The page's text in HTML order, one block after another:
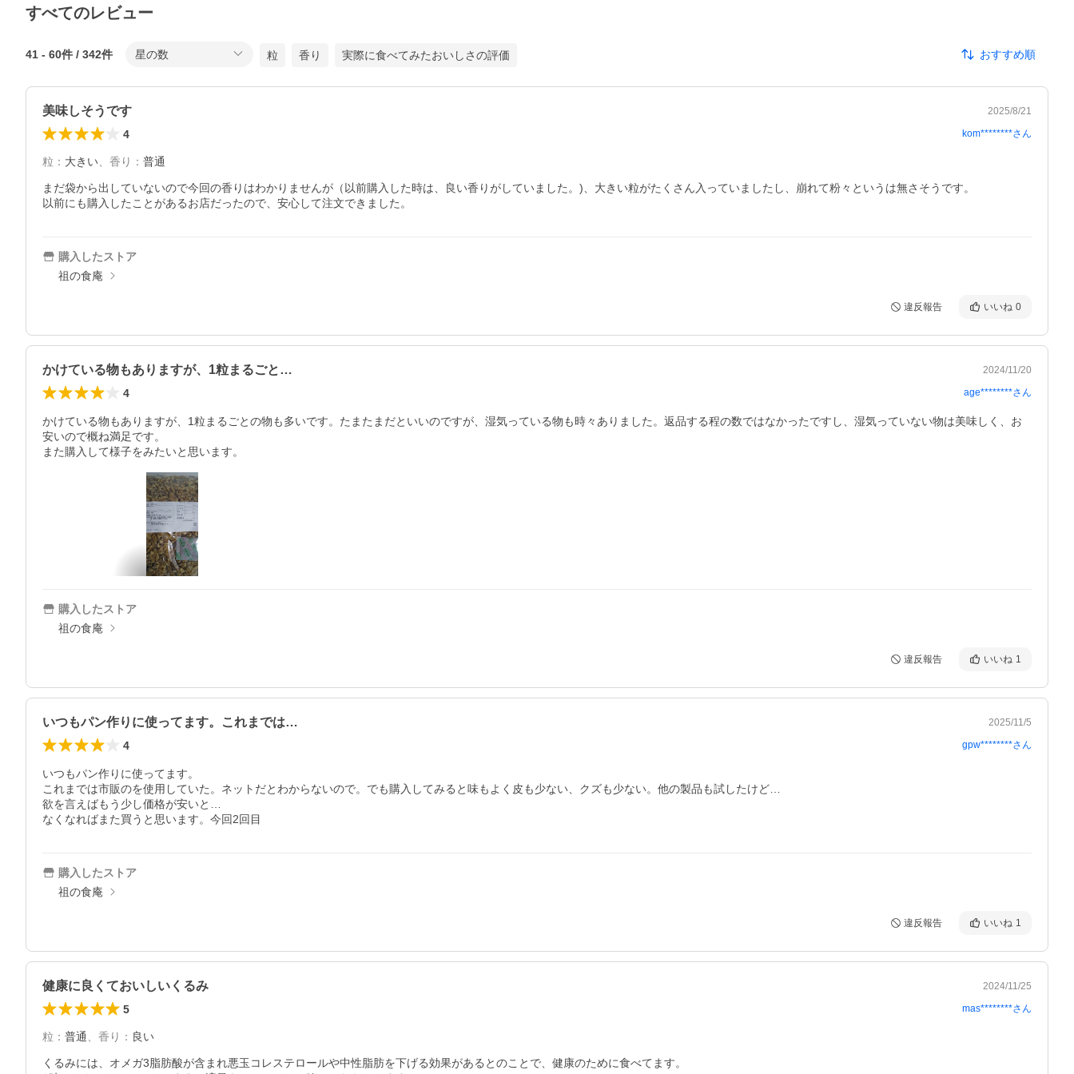
すべてのレビュー
41 - 60件 / 342件 星の数 粒 香り 実際に食べてみたおいしさの評価 おすすめ順
美味しそうです 2025/8/21
4 kom********さん
粒 ： 大きい、 香り ： 普通
まだ袋から出していないので今回の香りはわかりませんが（以前購入した時は、良い香りがしていました。)、大きい粒がたくさん入っていましたし、崩れて粉々というは無さそうです。
以前にも購入したことがあるお店だったので、安心して注文できました。
購入したストア
祖の食庵
違反報告 いいね 0
かけている物もありますが、1粒まるごと… 2024/11/20
4 age********さん
かけている物もありますが、1粒まるごとの物も多いです。たまたまだといいのですが、湿気っている物も時々ありました。返品する程の数ではなかったですし、湿気っていない物は美味しく、お
安いので概ね満足です。
また購入して様子をみたいと思います。
購入したストア
祖の食庵
違反報告 いいね 1
いつもパン作りに使ってます。これまでは… 2025/11/5
4 gpw********さん
いつもパン作りに使ってます。
これまでは市販のを使用していた。ネットだとわからないので。でも購入してみると味もよく皮も少ない、クズも少ない。他の製品も試したけど…
欲を言えばもう少し価格が安いと…
なくなればまた買うと思います。今回2回目
購入したストア
祖の食庵
違反報告 いいね 1
健康に良くておいしいくるみ 2024/11/25
5 mas********さん
粒 ： 普通 、 香り ： 良い
くるみには、オメガ3脂肪酸が含まれ悪玉コレステロールや中性脂肪を下げる効果があるとのことで、健康のために食べてます。